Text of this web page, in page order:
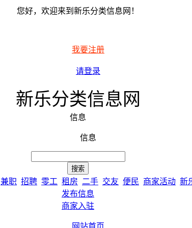
您好，欢迎来到新乐分类信息网！
我要注册
请登录
新乐分类信息网
信息
信息
兼职 招聘 零工 租房 二手 交友 便民 商家活动 新
发布信息
商家入驻
网站首页